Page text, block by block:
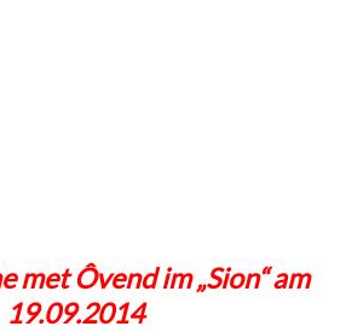
met Ôvend im „Sion“ am
19.09.2014